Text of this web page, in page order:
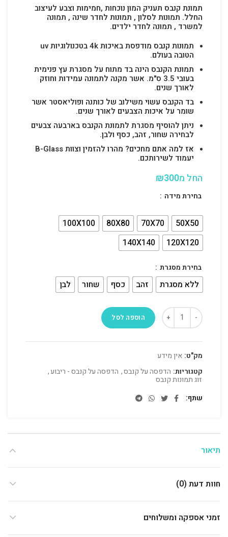
תמונת קנבס תעניק המון נוכחות ,חמימות וצבע לעיצוב
החלל. תמונות לסלון , תמונות לחדר שינה , תמונה
למשרד , תמונה לחדר ילדים.
תמונות קנבס מודפסת באיכות 4k בטכנולוגיות uv
הטובה בעולם.
תמונת הקנבס הינה בד מתוח על מסגרת עץ פנימית
בעובי 3.5 ס"מ. אשר מקנה לתמונה עמידות וחוזק
לאורך שנים.
בד הקנבס עשוי משילוב של כותנה ופוליאסטר אשר
שומר על איכות הצבעים לאורך שנים.
ניתן להוסיף מסגרת לתמונת הקנבס בארבעה צבעים
לבחירה שחור, זהב, כסף ולבן.
אז למה אתם מחכים? מהרו להזמין וצוות B-Glass
יעמוד לשירותכם.
החל מ ₪300
בחירת מידה
50X50
70X70
80X80
100X100
120X120
140X140
בחירת מסגרת
ללא מסגרת זהב כסף שחור לבן
הוספה לסל
מק"ט: אין מידע
קטגוריות: הדפסה על קנבס, הדפסה על קנבס - ריבוע,
זוג תמונות קנבס
שתף
תיאור
חוות דעת (0)
זמני אספקה ומשלוחים